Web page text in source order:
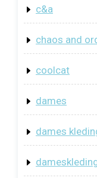
c&a
chaos and
coolcat
dames
dames